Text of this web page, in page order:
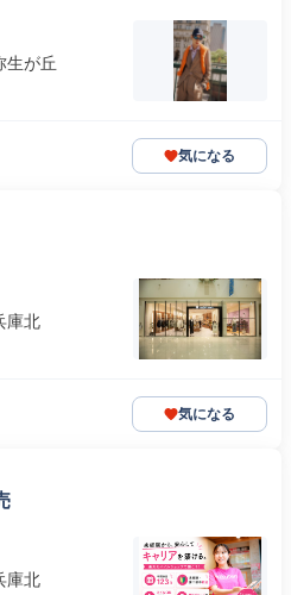
生が丘
気になる
庫北
気になる
庫北